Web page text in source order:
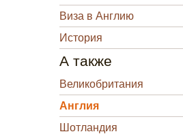
Виза в Англию
История
А также
Великобритания
Англия
Шотландия